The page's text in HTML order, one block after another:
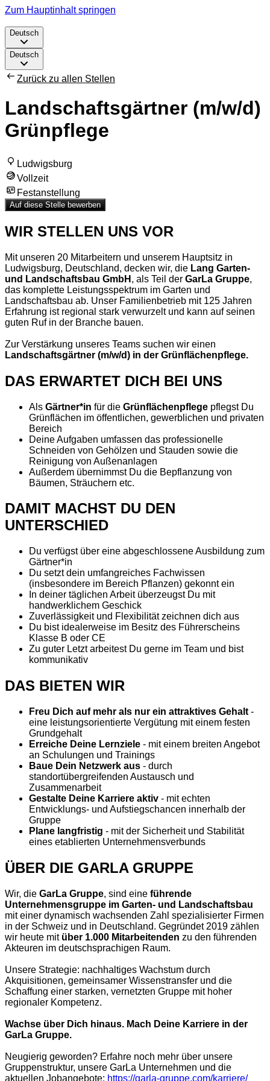
Zum Hauptinhalt springen
Deutsch
Deutsch
Zurück zu allen Stellen
Landschaftsgärtner (m/w/d)
Grünpflege
Ludwigsburg
Vollzeit
Festanstellung
Auf diese Stelle bewerben
WIR STELLEN UNS VOR
Mit unseren 20 Mitarbeitern und unserem Hauptsitz in
Ludwigsburg, Deutschland, decken wir, die Lang Garten-
und Landschaftsbau GmbH , als Teil der GarLa Gruppe,
das komplette Leistungsspektrum im Garten und
Landschaftsbau ab. Unser Familienbetrieb mit 125 Jahren
Erfahrung ist regional stark verwurzelt und kann auf seinen
guten Ruf in der Branche bauen.
Zur Verstärkung unseres Teams suchen wir einen
Landschaftsgärtner (m/w/d) in der Grünflächenpflege.
DAS ERWARTET DICH BEI UNS
Als Gärtner*in für die Grünflächenpflege pflegst Du
Grünflächen im öffentlichen, gewerblichen und privaten
Bereich
Deine Aufgaben umfassen das professionelle
Schneiden von Gehölzen und Stauden sowie die
Reinigung von Außenanlagen
Außerdem übernimmst Du die Bepflanzung von
Bäumen, Sträuchern etc.
DAMIT MACHST DU DEN
UNTERSCHIED
Du verfügst über eine abgeschlossene Ausbildung zum
Gärtner*in
Du setzt dein umfangreiches Fachwissen
(insbesondere im Bereich Pflanzen) gekonnt ein
In deiner täglichen Arbeit überzeugst Du mit
handwerklichem Geschick
Zuverlässigkeit und Flexibilität zeichnen dich aus
Du bist idealerweise im Besitz des Führerscheins
Klasse B oder CE
Zu guter Letzt arbeitest Du gerne im Team und bist
kommunikativ
DAS BIETEN WIR
Freu Dich auf mehr als nur ein attraktives Gehalt -
eine leistungsorientierte Vergütung mit einem festen
Grundgehalt
Erreiche Deine Lernziele - mit einem breiten Angebot
an Schulungen und Trainings
Baue Dein Netzwerk aus - durch
standortübergreifenden Austausch und
Zusammenarbeit
Gestalte Deine Karriere aktiv - mit echten
Entwicklungs- und Aufstiegschancen innerhalb der
Gruppe
Plane langfristig - mit der Sicherheit und Stabilität
eines etablierten Unternehmensverbunds
ÜBER DIE GARLA GRUPPE
Wir, die GarLa Gruppe, sind eine führende
Unternehmensgruppe im Garten- und Landschaftsbau
mit einer dynamisch wachsenden Zahl spezialisierter Firmen
in der Schweiz und in Deutschland. Gegründet 2019 zählen
wir heute mitüber 1.000 Mitarbeitenden zu den führenden
Akteuren im deutschsprachigen Raum.
Unsere Strategie: nachhaltiges Wachstum durch
Akquisitionen, gemeinsamer Wissenstransfer und die
Schaffung einer starken, vernetzten Gruppe mit hoher
regionaler Kompetenz.
Wachse über Dich hinaus. Mach Deine Karriere in der
GarLa Gruppe.
Neugierig geworden? Erfahre noch mehr über unsere
Gruppenstruktur, unsere GarLa Unternehmen und die
aktuellen Jobangebote: https://garla-gruppe.com/karriere/